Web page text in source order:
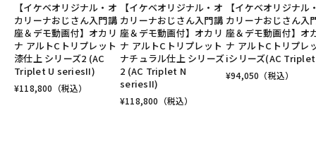
【イケベオリジナル・オ
カリーナおじさん入門講
座＆デモ動画付】オカリ
ナ アルトCトリプレット
漆仕上 シリーズ2 (AC
Triplet U seriesII)
¥118,800 （税込）
【イケベオリジナル・オ
カリーナおじさん入門講
座＆デモ動画付】オカリ
ナ アルトCトリプレット
ナチュラル仕上 シリーズ
2 (AC Triplet N
seriesII)
¥118,800 （税込）
【イケベオリジナル
カリーナおじさん入
座＆デモ動画付】オ
ナ アルトCトリプレ
iシリーズ(AC
¥94,050 （税込）